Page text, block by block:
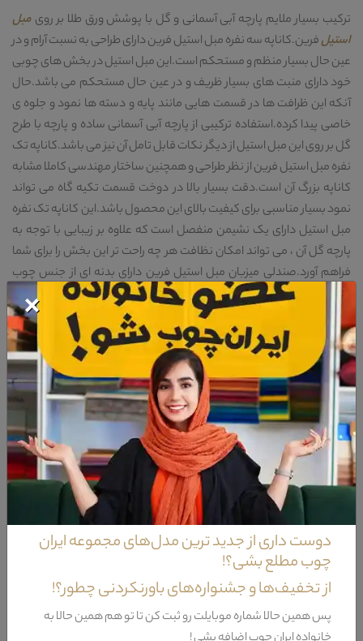
ترکیب بسیار ملایم پارچه آبی آسمانی و گل با پوشش ورق طلا بر روی مبل
استیلفرین.کاناپه سه نفره مبل استیل فرین دارای طراحی به نسبت آرام و در
عین حال بسیار منظم و مستحکم است.این مبل استیل در بخش های چوبی
خود دارای منبت های بسیار ظریف و در عین حال مستحکم می باشد.حال
آنکه این ظرافت ها در قسمت هایی مانند پایه و دسته ها نمود و جلوه ی
خاصی پیدا کرده.استفاده ترکیبی از پارچه آبی آسمانی ساده و پارچه با طرح
گل بر روی این مبل استیل از دیگر نکات قابل تامل آن نیز می باشد.کاناپه تک
نفره مبل استیل فرین از نظر طراحی و همچنین ساختار مهندسی کاملا مشابه
کاناپه بزرگ آن است.دقت بسیار بالا در دوخت قسمت تکیه گاه می تواند
نمود بسیار مناسبی برای کیفیت بالای این محصول باشد.این کاناپه تک نفره
مبل استیل دارای یک نشیمن منفصل است که علاوه بر زیبایی با توجه به
پارچه گل آن ، می تواند امکان نظافت هر چه راحت تر این بخش را برای شما
فراهم آورد.صندلی میزبان مبل استیل فرین دارای بدنه ای از جنس چوب
راش است که با توجه به پوشش ورق طلا بر روی این قسمت ها علاوه بر
کیفیت دارای زیبایی منحصر به فردی می باشد.استفاده ازبهترین مواد اولیه
در ساخت قسمت هایی همانند تکیه گاه و نشیمن این محصول باعث
آسودگی هر چه بیشتر شما در استراحت های بلند مدت می گردد.پارچه این
مبل استیل از دیگر بخش هایی است که حس آرامش بسیاری را برای این
محصول بوجود اورده.میز جلو مبل استیل فرین از نظر طراحی های به کار
رفته بر روی بدنه ی خود کاملا مشابه مابقی اجزای این مبل است.این میز جلو
مبل دارای بدنه ای از جنس چوب راش است که می تواند تضمین بسیار
مناسبی برای کیفیت و استحکام این محصول باشد.رنگ پولیش به کار رفته
بر روی صفحه این میز جلو مبل استیل از جمله نکاتی است که زیبایی این
محصول را دو چندان ساخته.میز کنار مبل استیل فرین از نظر طراحی ساختار و
همچنین منبت های به کار رفته بر روی بدنه ی خود کاملا مشابه میز جلو مبل
آن است با این تفاوت که دارای ابعاد به نسبت کوچکتری می باشد.
ویژگی‌های مبل استیل فرین
×
دوست داری از جدید ترین مدل‌های مجموعه ایران
چوب مطلع بشی؟!
از تخفیف‌ها و جشنواره‌های باورنکردنی چطور؟!
پس همین حالا شماره موبایلت رو ثبت کن تا تو هم همین حالا به